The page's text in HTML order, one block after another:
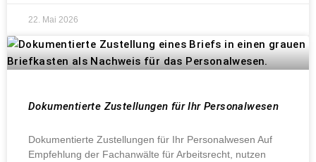
22. Mai 2026
Dokumentierte Zustellungen für Ihr Personalwesen
Dokumentierte Zustellungen für Ihr Personalwesen Auf
Empfehlung der Fachanwälte für Arbeitsrecht, nutzen